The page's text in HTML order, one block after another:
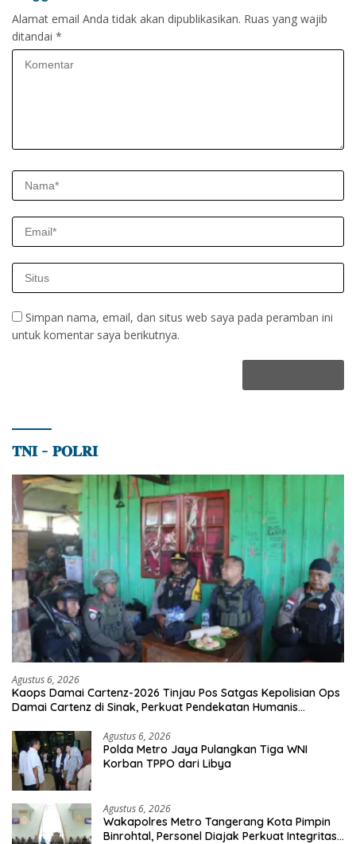
Alamat email Anda tidak akan dipublikasikan. Ruas yang wajib
ditandai *
Simpan nama, email, dan situs web saya pada peramban ini
untuk komentar saya berikutnya.
𝐓𝐍𝐈 – 𝐏𝐎𝐋𝐑𝐈
Agustus 6, 2026
Kaops Damai Cartenz-2026 Tinjau Pos Satgas Kepolisian Ops
Damai Cartenz di Sinak, Perkuat Pendekatan Humanis
Agustus 6, 2026
Polda Metro Jaya Pulangkan Tiga WNI
Korban TPPO dari Libya
Agustus 6, 2026
Wakapolres Metro Tangerang Kota Pimpin
Binrohtal, Personel Diajak Perkuat Integritas